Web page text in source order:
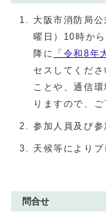
大阪市消防局
曜日）10時か
降に 「令和8年
セスしてくだ
ことや、通信
りますので、ご
参加人員及び参
天候等により
問合せ